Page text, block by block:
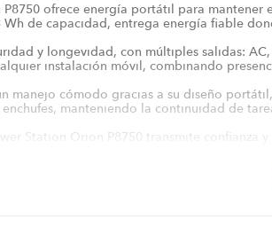
P8750 ofrece energía portátil para
de capacidad, entrega energía fiable
y longevidad, con múltiples salidas:
instalación móvil, combinando
manejo cómodo gracias a su diseño
manteniendo la continuidad de
Station Orion P8750 transmite
prolongada evita interrupciones y permite